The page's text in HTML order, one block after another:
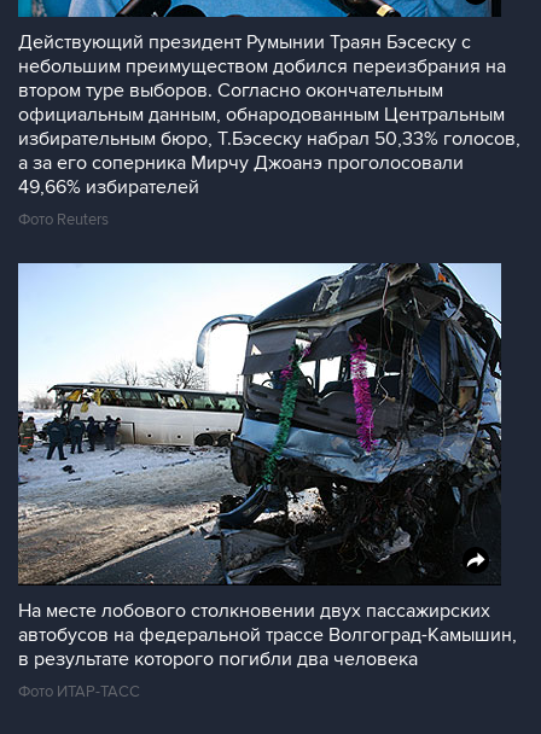
Действующий президент Румынии Траян Бэсеску с
небольшим преимуществом добился переизбрания на
втором туре выборов. Согласно окончательным
официальным данным, обнародованным Центральным
избирательным бюро, Т.Бэсеску набрал 50,33% голосов,
а за его соперника Мирчу Джоанэ проголосовали
49,66% избирателей
Фото Reuters
На месте лобового столкновении двух пассажирских
автобусов на федеральной трассе Волгоград-Камышин,
в результате которого погибли два человека
Фото ИТАР-ТАСС